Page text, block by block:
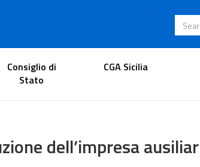
Lawyer's portal
Consiglio di
Stato
CGA Sicilia
dell’impresa